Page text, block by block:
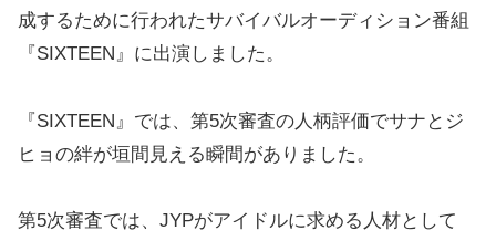
成するために行われたサバイバルオーディション番組
『SIXTEEN』に出演しました。
『SIXTEEN』では、第5次審査の人柄評価でサナとジ
ヒョの絆が垣間見える瞬間がありました。
第5次審査では、JYPがアイドルに求める人材として